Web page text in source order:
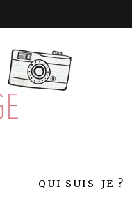
QUI SUIS-JE ?